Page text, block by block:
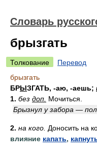
Словарь
брызгать
Толкование
Перевод
брызгать
БРЫЗГАТЬ, -аю, -аешь;
1. без доп. Мочиться.
Брызнул у забора —
2. на кого. Доносить на
влияние капать,